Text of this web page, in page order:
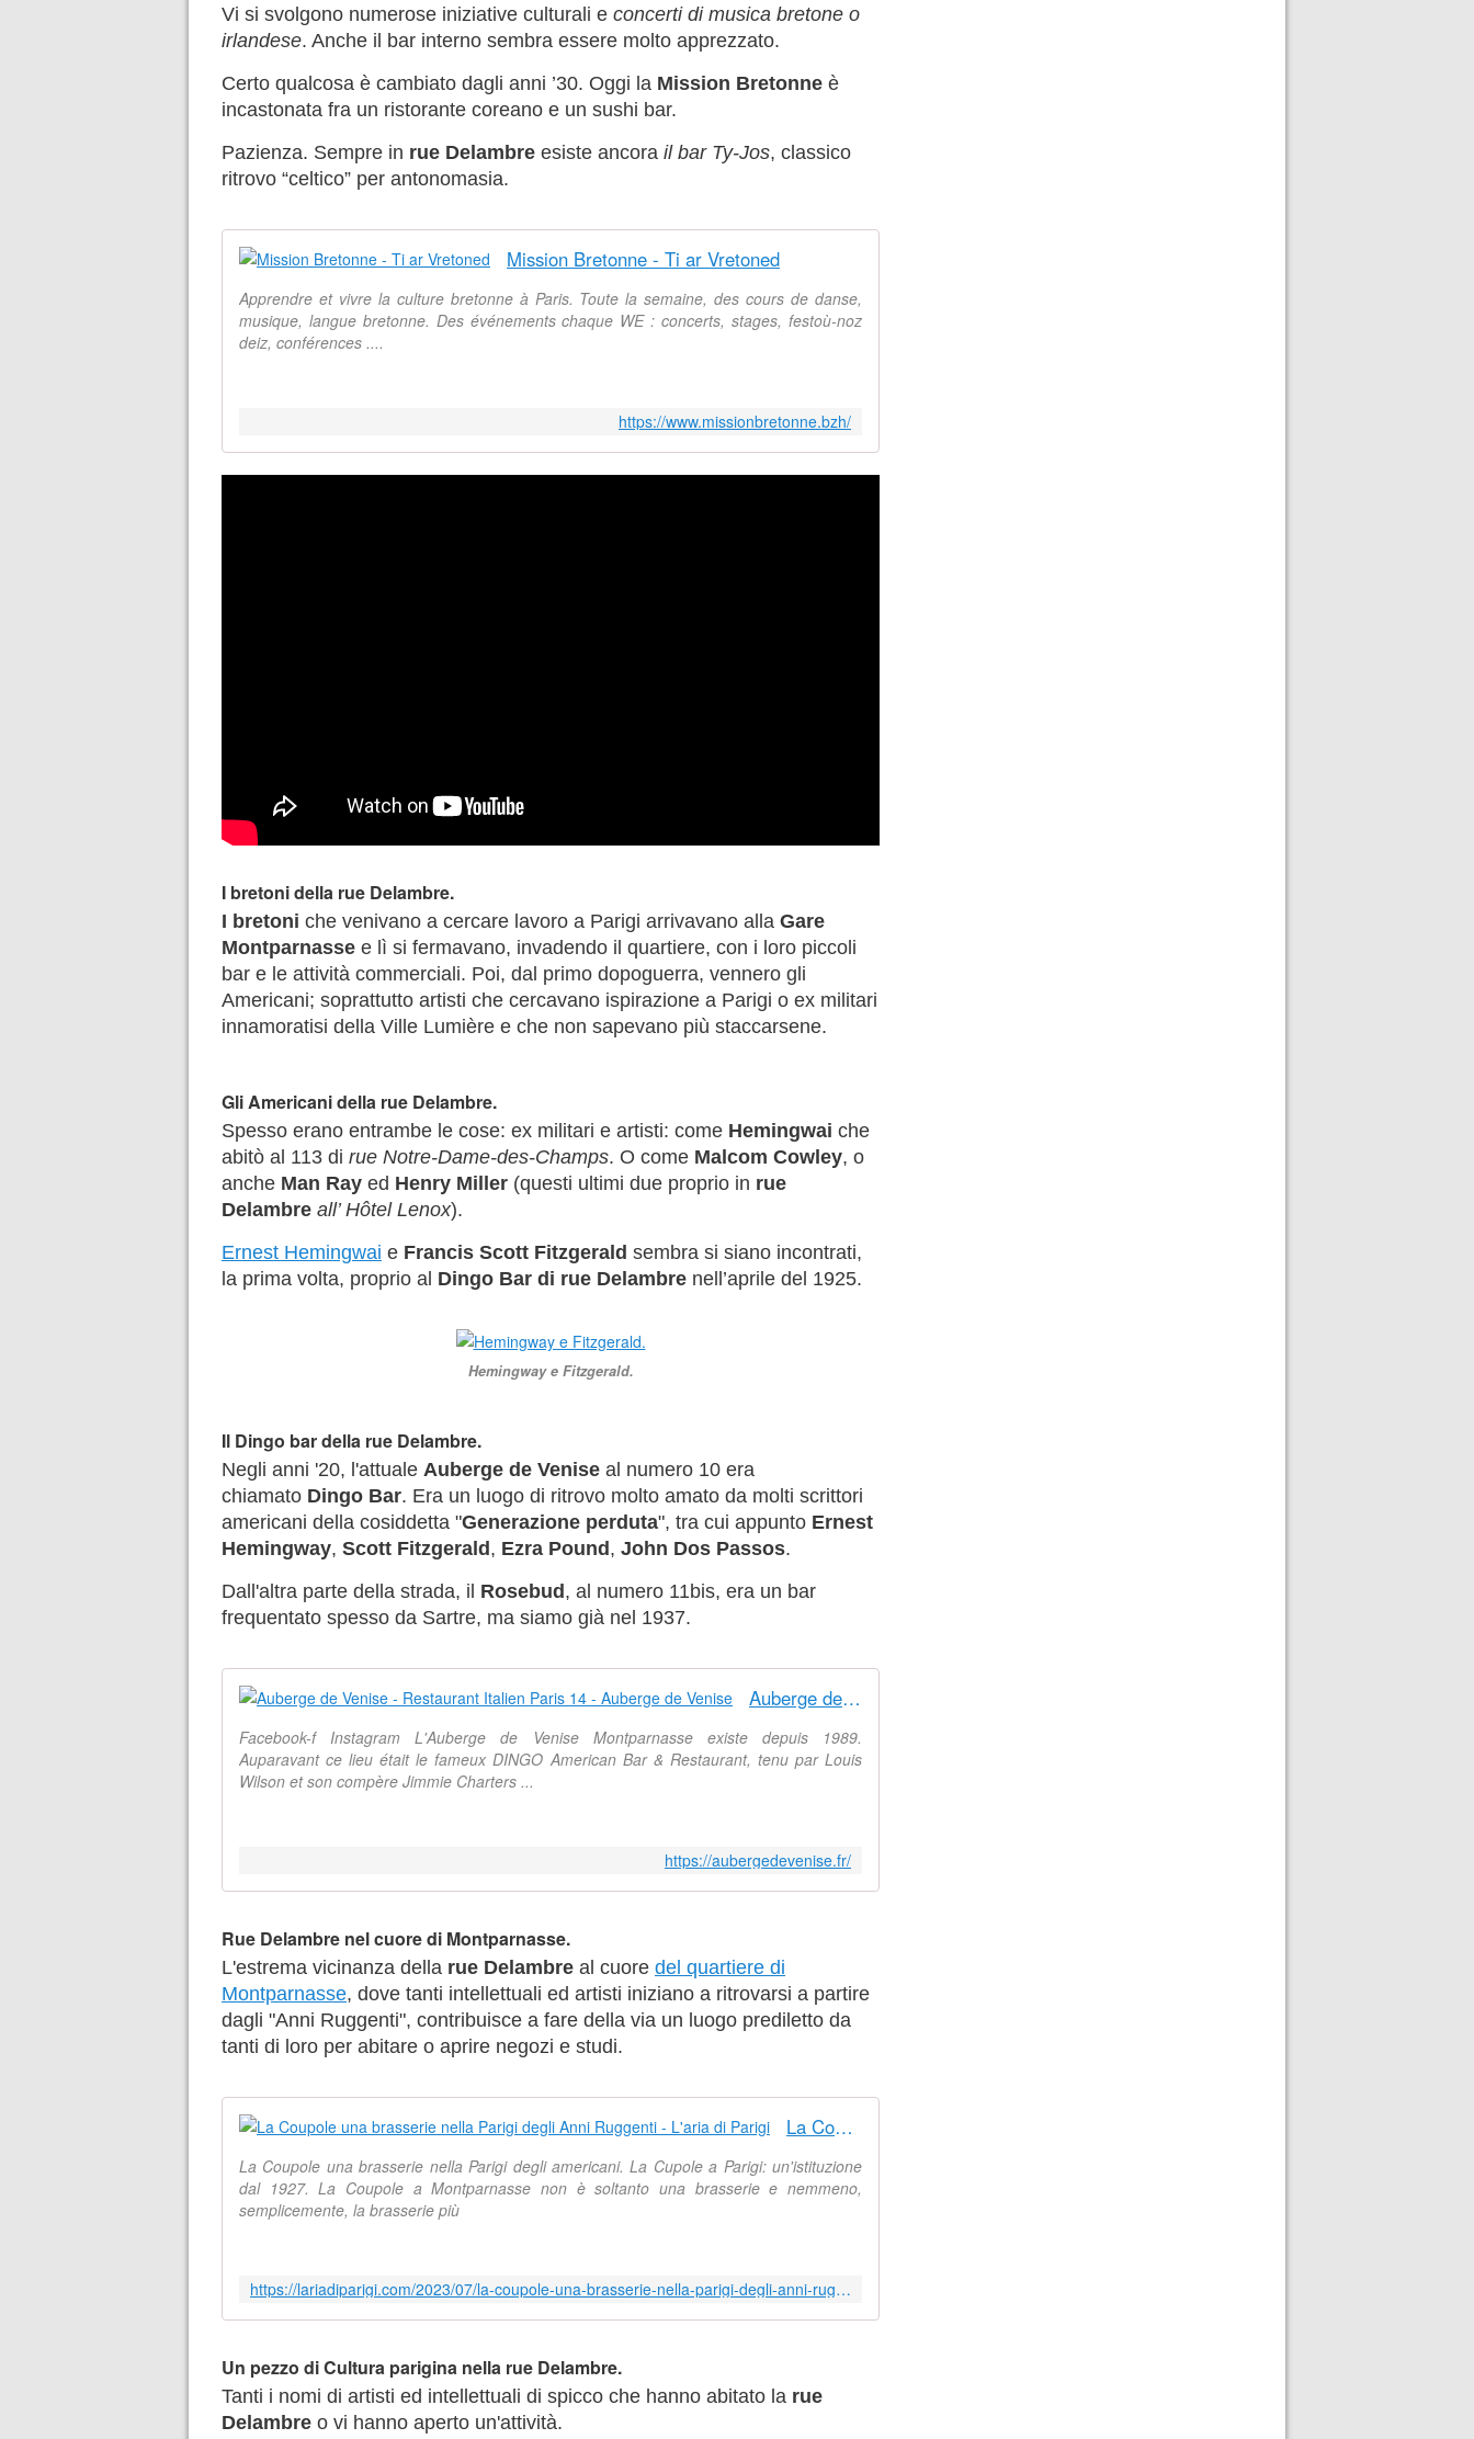
Vi si svolgono numerose iniziative culturali e concerti di musica bretone o
irlandese. Anche il bar interno sembra essere molto apprezzato.
Certo qualcosa è cambiato dagli anni ’30. Oggi la Mission Bretonne è
incastonata fra un ristorante coreano e un sushi bar.
Pazienza. Sempre in rue Delambre esiste ancora il bar Ty-Jos, classico
ritrovo “celtico” per antonomasia.
Mission Bretonne - Ti ar Vretoned
Apprendre et vivre la culture bretonne à Paris. Toute la semaine, des cours de danse,
musique, langue bretonne. Des événements chaque WE : concerts, stages, festoù-noz
deiz, conférences ....
https://www.missionbretonne.bzh/
I bretoni della rue Delambre.
I bretoni che venivano a cercare lavoro a Parigi arrivavano alla Gare
Montparnasse e lì si fermavano, invadendo il quartiere, con i loro piccoli
bar e le attività commerciali. Poi, dal primo dopoguerra, vennero gli
Americani; soprattutto artisti che cercavano ispirazione a Parigi o ex militari
innamoratisi della Ville Lumière e che non sapevano più staccarsene.
Gli Americani della rue Delambre.
Spesso erano entrambe le cose: ex militari e artisti: come Hemingwai che
abitò al 113 di rue Notre-Dame-des-Champs. O come Malcom Cowley, o
anche Man Ray ed Henry Miller (questi ultimi due proprio in rue
Delambre all’ Hôtel Lenox).
Ernest Hemingwai e Francis Scott Fitzgerald sembra si siano incontrati,
la prima volta, proprio al Dingo Bar di rue Delambre nell’aprile del 1925.
Hemingway e Fitzgerald.
Il Dingo bar della rue Delambre.
Negli anni '20, l'attuale Auberge de Venise al numero 10 era
chiamato Dingo Bar. Era un luogo di ritrovo molto amato da molti scrittori
americani della cosiddetta "Generazione perduta", tra cui appunto Ernest
Hemingway, Scott Fitzgerald, Ezra Pound, John Dos Passos.
Dall'altra parte della strada, il Rosebud, al numero 11bis, era un bar
frequentato spesso da Sartre, ma siamo già nel 1937.
Auberge de Venise - Restaurant Italien Paris 14 - Auberge de Venise
Facebook-f Instagram L'Auberge de Venise Montparnasse existe depuis 1989.
Auparavant ce lieu était le fameux DINGO American Bar & Restaurant, tenu par Louis
Wilson et son compère Jimmie Charters ...
https://aubergedevenise.fr/
Rue Delambre nel cuore di Montparnasse.
L'estrema vicinanza della rue Delambre al cuore del quartiere di
Montparnasse, dove tanti intellettuali ed artisti iniziano a ritrovarsi a partire
dagli "Anni Ruggenti", contribuisce a fare della via un luogo prediletto da
tanti di loro per abitare o aprire negozi e studi.
La Coupole una brasserie nella Parigi degli Anni Ruggenti - L'aria di Parigi
La Coupole una brasserie nella Parigi degli americani. La Cupole a Parigi: un'istituzione
dal 1927. La Coupole a Montparnasse non è soltanto una brasserie e nemmeno,
semplicemente, la brasserie più
https://lariadiparigi.com/2023/07/la-coupole-una-brasserie-nella-parigi-degli-anni-ruggenti.html
Un pezzo di Cultura parigina nella rue Delambre.
Tanti i nomi di artisti ed intellettuali di spicco che hanno abitato la rue
Delambre o vi hanno aperto un'attività.